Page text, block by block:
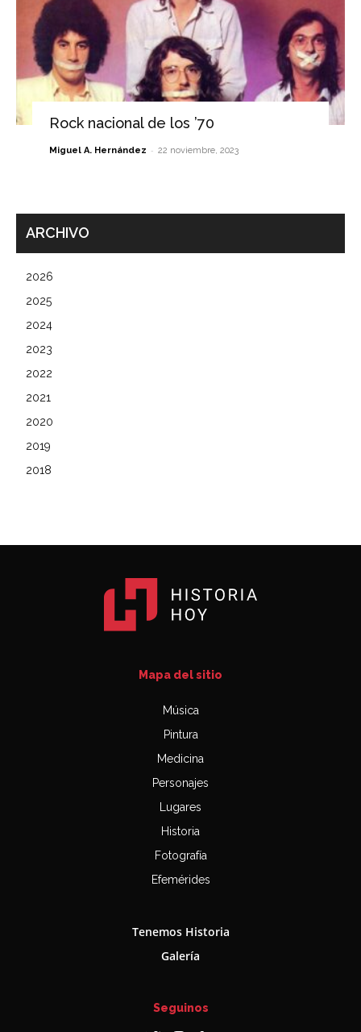
Rock nacional de los ’70
Miguel A. Hernández - 22 noviembre, 2023
ARCHIVO
2026
2025
2024
2023
2022
2021
2020
2019
2018
Mapa del sitio
Música
Pintura
Medicina
Personajes
Lugares
Historia
Fotografía
Efemérides
Tenemos Historia
Galería
Seguinos